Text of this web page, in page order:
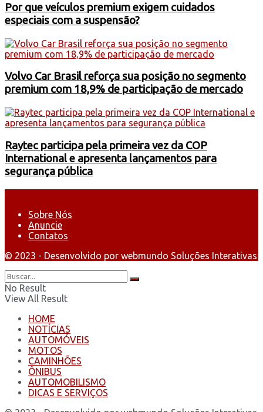
Por que veículos premium exigem cuidados
especiais com a suspensão?
Volvo Car Brasil reforça sua posição no segmento
premium com 18,9% de participação de mercado
Raytec participa pela primeira vez da COP
International e apresenta lançamentos para
segurança pública
Sobre Nós
Anuncie
Contatos
© 2023 - Desenvolvido por webmundo Soluções Interativas
No Result
View All Result
HOME
NOTÍCIAS
AUTOMÓVEIS
MOTOS
CAMINHÕES
ÔNIBUS
AUTOMOBILISMO
DICAS E SERVIÇOS